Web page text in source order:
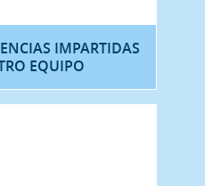
IMPARTIDAS
EQUIPO